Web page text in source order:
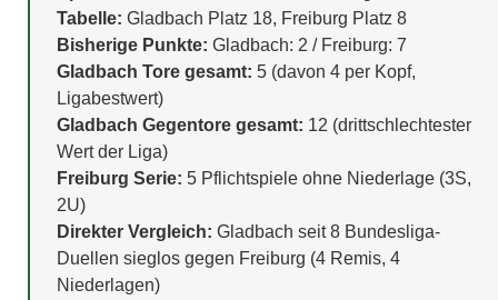
Tabelle: Gladbach Platz 18, Freiburg Platz 8
Bisherige Punkte: Gladbach: 2 / Freiburg: 7
Gladbach Tore gesamt: 5 (davon 4 per Kopf,
Ligabestwert)
Gladbach Gegentore gesamt: 12 (drittschlechtester
Wert der Liga)
Freiburg Serie: 5 Pflichtspiele ohne Niederlage (3S,
2U)
Direkter Vergleich: Gladbach seit 8 Bundesliga-
Duellen sieglos gegen Freiburg (4 Remis, 4
Niederlagen)